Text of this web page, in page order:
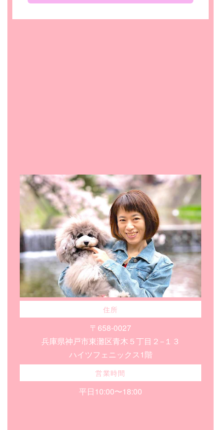
住所
〒658-0027
兵庫県神戸市東灘区青木５丁目２−１３
ハイツフェニックス1階
営業時間
平日10:00〜18:00